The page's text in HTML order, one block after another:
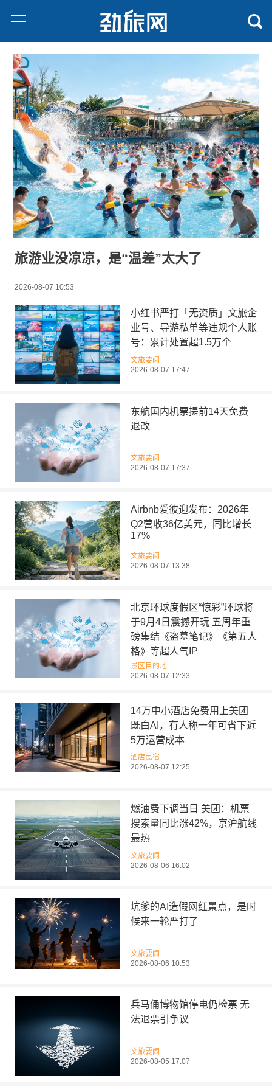
旅游业没凉凉，是“温差”太大了
2026-08-07 10:53
小红书严打「无资质」文旅企
业号、导游私单等违规个人账
号：累计处置超1.5万个
文旅要闻
2026-08-07 17:47
东航国内机票提前14天免费
退改
文旅要闻
2026-08-07 17:37
Airbnb爱彼迎发布：2026年
Q2营收36亿美元，同比增长
17%
文旅要闻
2026-08-07 13:38
北京环球度假区“惊彩”环球将
于9月4日震撼开玩 五周年重
磅集结《盗墓笔记》《第五人
格》等超人气IP
景区目的地
2026-08-07 12:33
14万中小酒店免费用上美团
既白AI，有人称一年可省下近
5万运营成本
酒店民宿
2026-08-07 12:25
燃油费下调当日 美团：机票
搜索量同比涨42%，京沪航线
最热
文旅要闻
2026-08-06 16:02
坑爹的AI造假网红景点，是时
候来一轮严打了
文旅要闻
2026-08-06 10:53
兵马俑博物馆停电仍检票 无
法退票引争议
文旅要闻
2026-08-05 17:07